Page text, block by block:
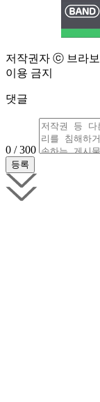
저작권자 ⓒ 브라
이용 금지
댓글
0 / 300